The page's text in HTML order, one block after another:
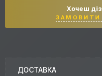
Хочеш
ЗАМОВИТИ
ДОСТАВКА